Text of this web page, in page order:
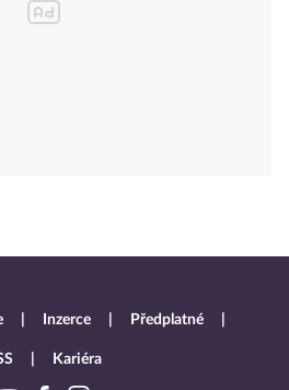
Inzerce Předplatné
Kariéra